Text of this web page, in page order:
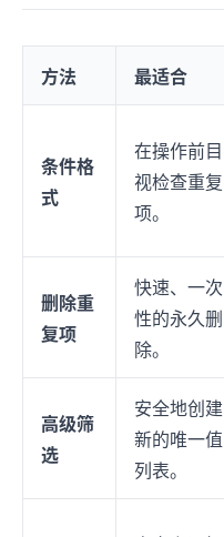
方法 最适合
条件格
式
在操作前目
视检查重复
项。
删除重
复项
快速、一次
性的永久删
除。
高级筛
选
安全地创建
新的唯一值
列表。